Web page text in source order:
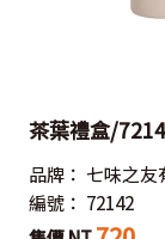
茶葉禮盒/
品牌： 七味之友
編號： 72142